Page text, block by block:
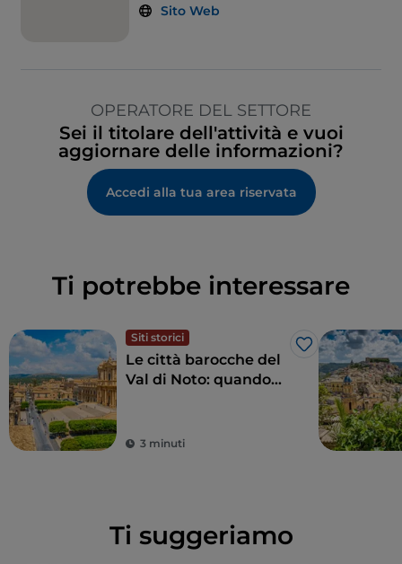
Sito Web
OPERATORE DEL SETTORE
Sei il titolare dell'attività e vuoi
aggiornare delle informazioni?
Accedi alla tua area riservata
Ti potrebbe interessare
Siti storici
Like
Le città barocche del
Val di Noto: quando
3 minuti
Ti suggeriamo